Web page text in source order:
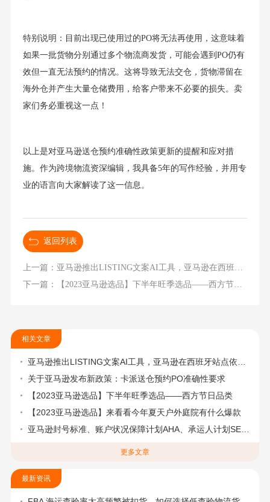
特别说明：目前出现已使用过的PO将无法再使用，这意味着
如果一批货物分别通过多个物流商发货，可能会遇到PO仍有
效但一直无法预约的情况。这将导致无法交仓，货物滞留在
海外仓并产生大量仓储费用，给客户带来不必要的损失。卖
家们务必重视这一点！
以上是对亚马逊送仓预约准确性政策更新的提醒和应对措
施。作为跨境物流资深编辑，我具备5年的写作经验，并用专
业的语言向大家解读了这一信息。
返回列表
下一篇：【2023亚马逊选品】下半年旺季选品——西方节日品类
相关文章
亚马逊推出LISTING文案AI工具，亚马逊在西班牙站点依然是第一电商平台
关于亚马逊发布新政策：卡派送仓预约PO准确性要求
【2023亚马逊选品】下半年旺季选品——西方节日品类
【2023亚马逊选品】来看看今年夏天户外庭院有什么爆款
亚马逊封号标准、账户状况保障计划AHA、承运人计划SEND、卖家钱包计划
更多文章
最新资讯